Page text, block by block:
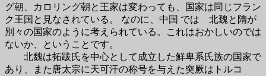
グ朝、カロリング朝と王家は変わっても、国家は同じフラン
ク王国と見なされている。 なのに、中国 では 北魏と隋が
別々の国家のように考えられている。これはおかしいのでは
ないか、ということです。
北魏は拓跋氏を中心として成立した鮮卑系氏族の国家で
あり、また唐太宗に天可汗の称号を与えた突厥はトルコ